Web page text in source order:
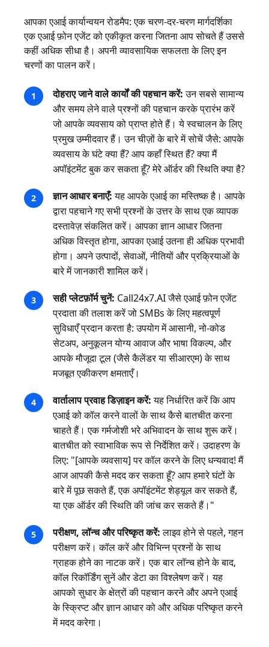
आपका एआई कार्यान्वयन रोडमैप: एक चरण-दर-चरण मार्गदर्शिका
एक एआई फ़ोन एजेंट को एकीकृत करना जितना आप सोचते हैं उससे
कहीं अधिक सीधा है। अपनी व्यावसायिक सफलता के लिए इन
चरणों का पालन करें।
दोहराए जाने वाले कार्यों की पहचान करें:उन सबसे सामान्य
और समय लेने वाले प्रश्नों की पहचान करके प्रारंभ करें
जो आपके व्यवसाय को प्राप्त होते हैं। ये स्वचालन के लिए
प्रमुख उम्मीदवार हैं। उन चीज़ों के बारे में सोचें जैसे: आपके
व्यवसाय के घंटे क्या हैं? आप कहाँ स्थित हैं? क्या मैं
अपॉइंटमेंट बुक कर सकता हूँ? मेरे ऑर्डर की स्थिति क्या है?
ज्ञान आधार बनाएँ:यह आपके एआई का मस्तिष्क है। आपके
द्वारा पहचाने गए सभी प्रश्नों के उत्तर के साथ एक व्यापक
दस्तावेज़ संकलित करें। आपका ज्ञान आधार जितना
अधिक विस्तृत होगा, आपका एआई उतना ही अधिक प्रभावी
होगा। अपने उत्पादों, सेवाओं, नीतियों और प्रक्रियाओं के
बारे में जानकारी शामिल करें।
सही प्लेटफ़ॉर्म चुनें: Call24x7.AI जैसे एआई फ़ोन एजेंट
प्रदाता की तलाश करें जो SMBs के लिए महत्वपूर्ण
सुविधाएँ प्रदान करता है: उपयोग में आसानी, नो-कोड
सेटअप, अनुकूलन योग्य आवाज और भाषा विकल्प, और
आपके मौजूदा टूल (जैसे कैलेंडर या सीआरएम) के साथ
मजबूत एकीकरण क्षमताएँ।
वार्तालाप प्रवाह डिज़ाइन करें:यह निर्धारित करें कि आप
एआई को कॉल करने वालों के साथ कैसे बातचीत करना
चाहते हैं। एक गर्मजोशी भरे अभिवादन के साथ शुरू करें।
बातचीत को स्वाभाविक रूप से निर्देशित करें। उदाहरण के
लिए: "[आपके व्यवसाय] पर कॉल करने के लिए धन्यवाद! मैं
आज आपकी कैसे मदद कर सकता हूँ? आप हमारे घंटों के
बारे में पूछ सकते हैं, एक अपॉइंटमेंट शेड्यूल कर सकते हैं,
या एक ऑर्डर की स्थिति की जांच कर सकते हैं।"
परीक्षण, लॉन्च और परिष्कृत करें:लाइव होने से पहले, गहन
परीक्षण करें। कॉल करें और विभिन्न प्रश्नों के साथ
ग्राहक होने का नाटक करें। एक बार लॉन्च होने के बाद,
कॉल रिकॉर्डिंग सुनें और डेटा का विश्लेषण करें। यह
आपको सुधार के क्षेत्रों की पहचान करने और अपने एआई
के स्क्रिप्ट और ज्ञान आधार को और अधिक परिष्कृत करने
में मदद करेगा।